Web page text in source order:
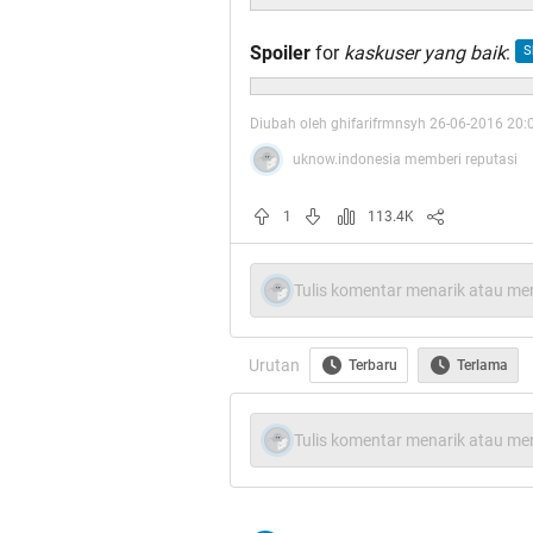
Spoiler for kaskuser yang baik:
Diubah oleh ghifarifrmnsyh 26-06-2016
uknow.indonesia memberi reputasi
1 113.4K
Tulis komentar menarik atau
Urutan Terbaru Terlama
Tulis komentar menarik atau